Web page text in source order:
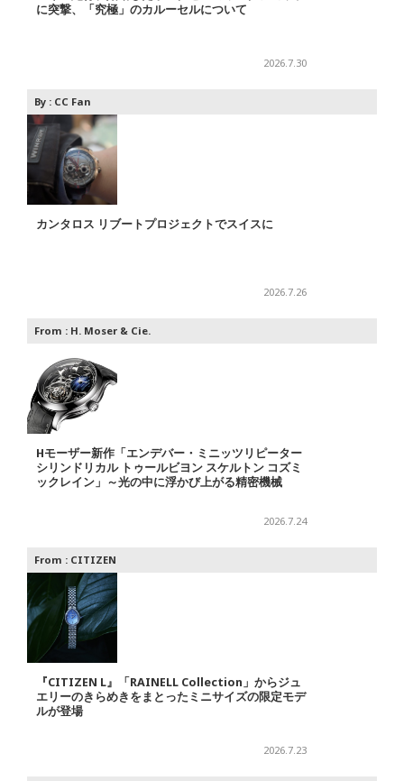
に突撃、「究極」のカルーセルについて
2026.7.30
By : CC Fan
カンタロス リブートプロジェクトでスイスに
2026.7.26
From : H. Moser & Cie.
Hモーザー新作「エンデバー・ミニッツリピーター
シリンドリカル トゥールビヨン スケルトン コズミ
ックレイン」～光の中に浮かび上がる精密機械
2026.7.24
From : CITIZEN
『CITIZEN L』「RAINELL Collection」からジュ
エリーのきらめきをまとったミニサイズの限定モデ
ルが登場
2026.7.23